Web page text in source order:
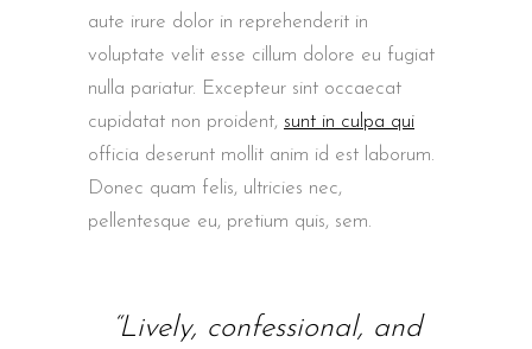
aute irure dolor in reprehenderit in
voluptate velit esse cillum dolore eu fugiat
nulla pariatur. Excepteur sint occaecat
cupidatat non proident, sunt in culpa qui
officia deserunt mollit anim id est laborum.
Donec quam felis, ultricies nec,
pellentesque eu, pretium quis, sem.
“Lively, confessional, and